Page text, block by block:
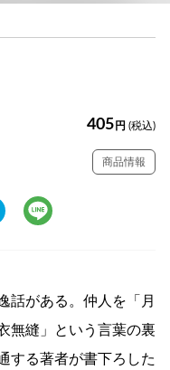
405 円 (税込)
商品情報
話がある。仲人を「月
無縫」という言葉の裏
する著者が書下ろした